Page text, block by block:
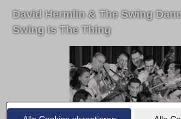
David Hermlin & The Swing
Swing Is The Thing